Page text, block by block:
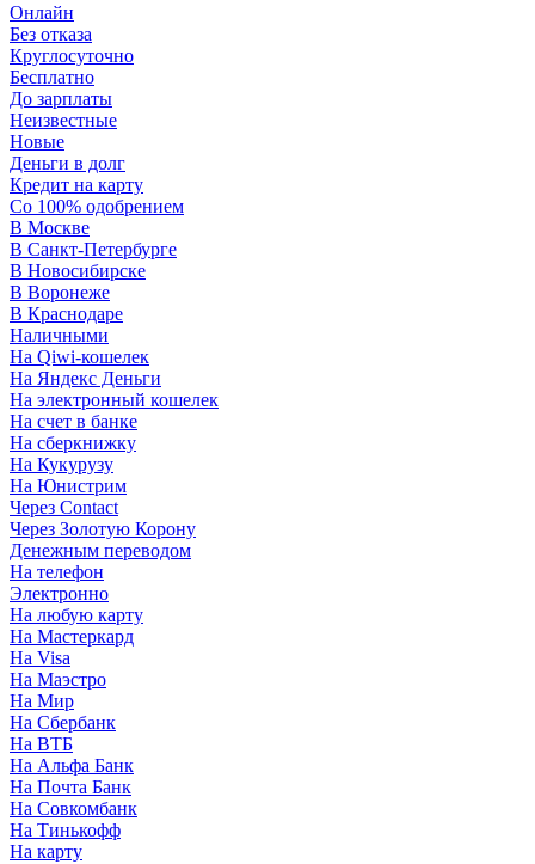
Онлайн
Без отказа
Круглосуточно
Бесплатно
До зарплаты
Неизвестные
Новые
Деньги в долг
Кредит на карту
Со 100% одобрением
В Москве
В Санкт-Петербурге
В Новосибирске
В Воронеже
В Краснодаре
Наличными
На Qiwi-кошелек
На Яндекс Деньги
На электронный кошелек
На счет в банке
На сберкнижку
На Кукурузу
На Юнистрим
Через Contact
Через Золотую Корону
Денежным переводом
На телефон
Электронно
На любую карту
На Мастеркард
На Visa
На Маэстро
На Мир
На Сбербанк
На ВТБ
На Альфа Банк
На Почта Банк
На Совкомбанк
На Тинькофф
На карту